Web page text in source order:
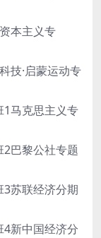
本主义专
·启蒙运动专
马克思主义专
巴黎公社专题
苏联经济分期
新中国经济分